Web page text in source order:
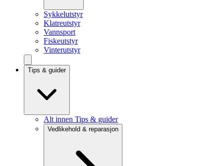
Sykkelutstyr
Klatreutstyr
Vannsport
Fiskeutstyr
Vinterutstyr
Tips & guider
Alt innen Tips & guider
Vedlikehold & reparasjon